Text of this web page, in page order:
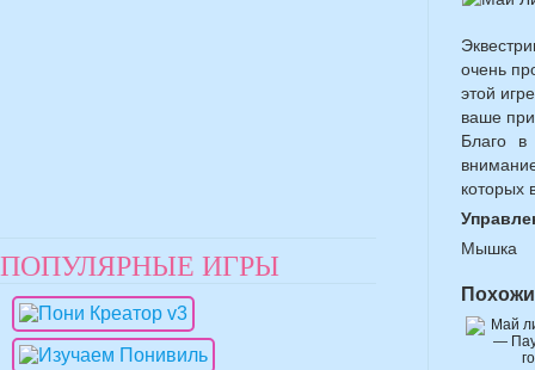
очень
этой
ваше
Благо в
которых
Мышка
ПОПУЛЯРНЫЕ ИГРЫ